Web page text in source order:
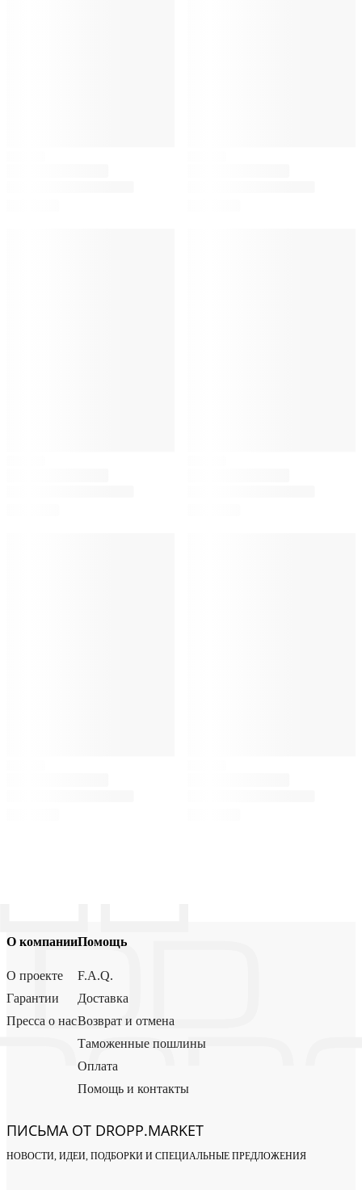
О компании
О проекте
Гарантии
Пресса о нас
Помощь
F.A.Q.
Доставка
Возврат и отмена
Таможенные пошлины
Оплата
Помощь и контакты
ПИСЬМА ОТ DROPP.MARKET
НОВОСТИ, ИДЕИ, ПОДБОРКИ И СПЕЦИАЛЬНЫЕ ПРЕДЛОЖЕНИЯ